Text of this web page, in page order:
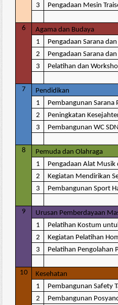
3
Pengadaan Mesin
6
Agama dan Budaya
1
Pengadaan Sarana
2
Pengadaan Sarana
3
Pelatihan dan
7
Pendidikan
1
Pembangunan Sarana
2
Peningkatan
3
Pembangunan WC
8
Pemuda dan Olahraga
1
Pengadaan Alat Musik
2
Kegiatan Mendirikan
3
Pembangunan Sport
9
Urusan Pemberdayaan
1
Pelatihan Kostum
2
Kegiatan Pelatihan
3
Pelatihan Pengolahan
10
Kesehatan
1
Pembangunan Safety
2
Pembangunan